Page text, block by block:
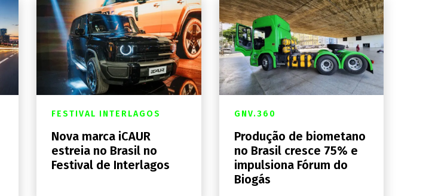
FESTIVAL INTERLAGOS
Nova marca iCAUR
estreia no Brasil no
Festival de Interlagos
GNV.360
Produção de biometano
no Brasil cresce 75% e
impulsiona Fórum do
Biogás